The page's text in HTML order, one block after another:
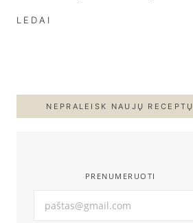
LEDAI
NEPRALEISK NAUJŲ RECEPTŲ
PRENUMERUOTI